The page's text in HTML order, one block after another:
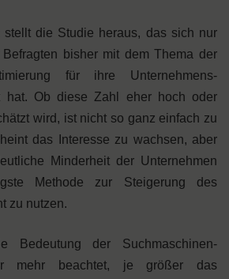
die Studie heraus, das sich nur
bisher mit dem Thema der
für ihre Unternehmens-
hat. Ob diese Zahl eher hoch oder
wird, ist nicht so ganz einfach zu
das Interesse zu wachsen, aber
Minderheit der Unternehmen
Methode zur Steigerung des
zu nutzen.
Bedeutung der Suchmaschinen-
mehr beachtet, je größer das